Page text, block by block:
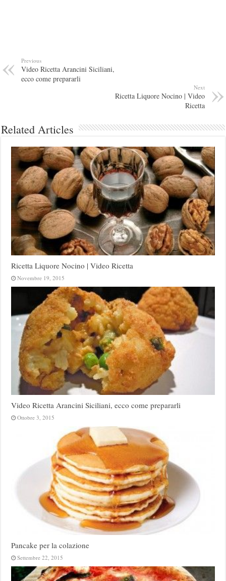
Previous
Video Ricetta Arancini Siciliani,
ecco come prepararli
Next
Ricetta Liquore Nocino | Video
Ricetta
Related Articles
Ricetta Liquore Nocino | Video Ricetta
Novembre 19, 2015
Video Ricetta Arancini Siciliani, ecco come prepararli
Ottobre 3, 2015
Pancake per la colazione
Settembre 22, 2015